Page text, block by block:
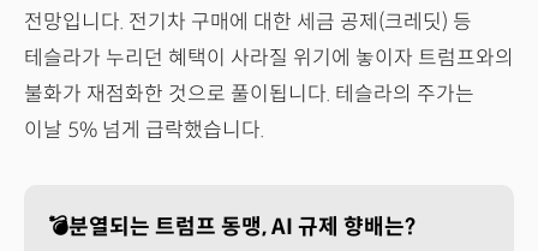
전망입니다. 전기차 구매에 대한 세금 공제(크레딧) 등
테슬라가 누리던 혜택이 사라질 위기에 놓이자 트럼프와의
불화가 재점화한 것으로 풀이됩니다. 테슬라의 주가는
이날 5% 넘게 급락했습니다.
💣분열되는 트럼프 동맹, AI 규제 향배는?